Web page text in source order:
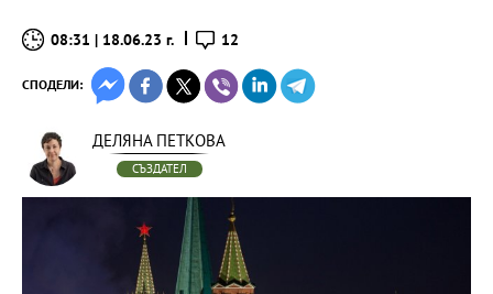
08:31 | 18.06.23 г. 12
СПОДЕЛИ:
ДЕЛЯНА ПЕТКОВА
СЪЗДАТЕЛ